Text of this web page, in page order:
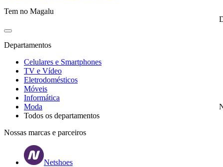
Tem no Magalu
Departamentos
Celulares e Smartphones
TV e Vídeo
Eletrodomésticos
Móveis
Informática
Moda
Todos os departamentos
Nossas marcas e parceiros
Netshoes